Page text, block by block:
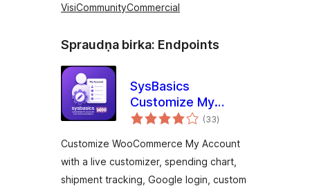
VisiCommunityCommercial
Spraudņa birka: Endpoints
SysBasics
Customize My
Account for
Live My Account
Customizer
(33vērtējumu
kopsumma
)
Customize WooCommerce My Account
with a live customizer, spending chart,
shipment tracking, Google login, custom